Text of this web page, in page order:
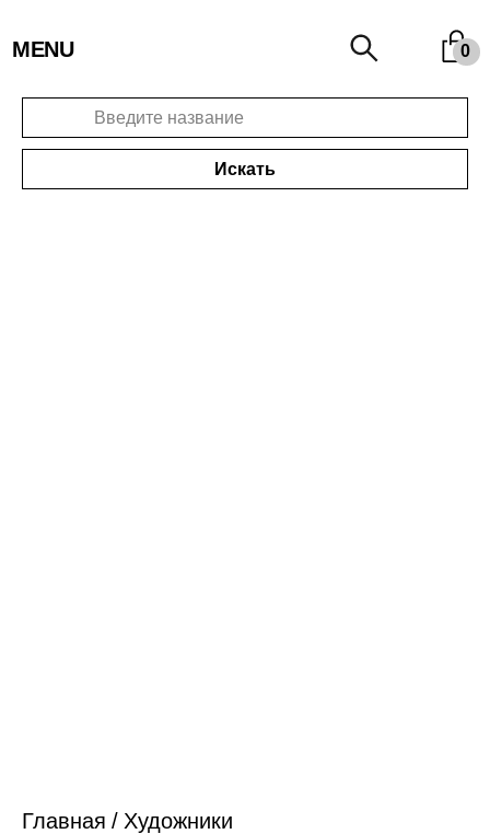
0
MENU
Искать
Главная / Художники